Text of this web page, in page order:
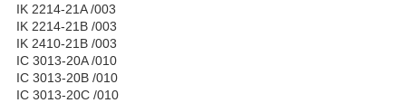
IK 2214-21A /003
IK 2214-21B /003
IK 2410-21B /003
IC 3013-20A /010
IC 3013-20B /010
IC 3013-20C /010